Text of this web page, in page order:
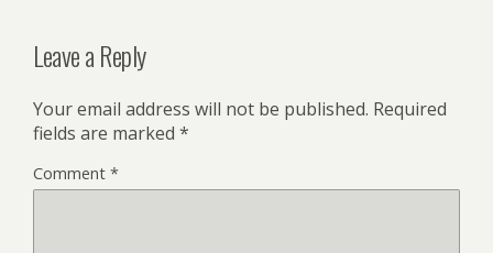
Leave a Reply
Your email address will not be published. Required
fields are marked *
Comment *